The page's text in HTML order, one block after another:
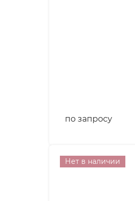
по запросу
Нет в наличии